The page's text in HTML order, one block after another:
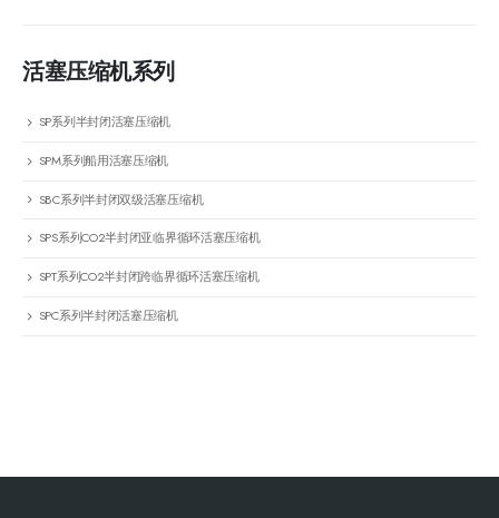
活塞压缩机系列
SP系列半封闭活塞压缩机
SPM系列船用活塞压缩机
SBC系列半封闭双级活塞压缩机
SPS系列CO2半封闭亚临界循环活塞压缩机
SPT系列CO2半封闭跨临界循环活塞压缩机
SPC系列半封闭活塞压缩机